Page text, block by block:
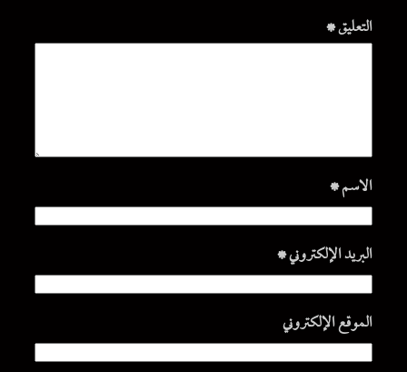
التعليق*
الاسم*
البريد الإلكتروني*
الموقع الإلكتروني